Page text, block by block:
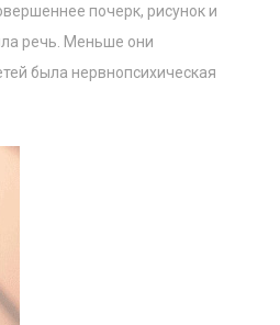
почерк, рисунок и
речь. Меньше они
была нервнопсихическая